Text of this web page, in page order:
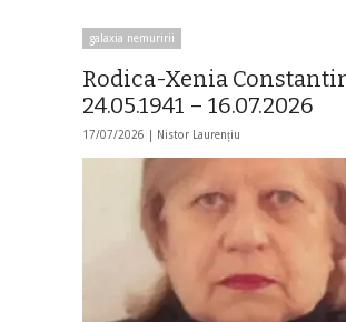
galaxia nemuririi
Rodica-Xenia
24.05.1941 – 16.07.2026
17/07/2026 | Nistor Laurențiu